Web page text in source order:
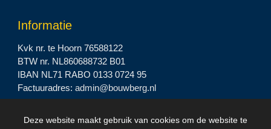
Deze website maakt gebruik van cookies om de website te
Informatie
Kvk nr. te Hoorn 76588122
BTW nr. NL860688732 B01
IBAN NL71 RABO 0133 0724 95
Factuuradres: admin@bouwberg.nl
2023 © Bouwbedrijf BOUWBERG B.V. |Privacyverklaring